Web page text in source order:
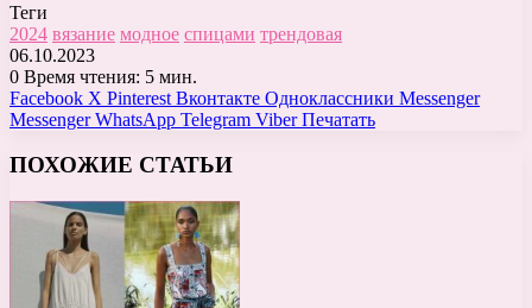
Теги
2024 вязание модное спицами трендовая
06.10.2023
0 Время чтения: 5 мин.
Facebook X Pinterest Вконтакте Одноклассники Messenger
Messenger WhatsApp Telegram Viber Печатать
ПОХОЖИЕ СТАТЬИ